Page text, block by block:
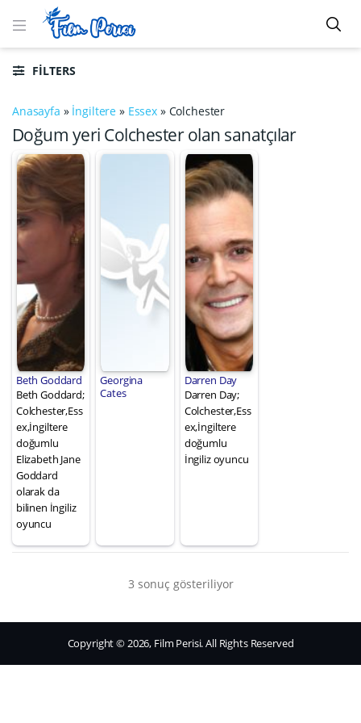
FILTERS
Anasayfa » İngiltere » Essex » Colchester
Doğum yeri Colchester olan sanatçılar
Beth Goddard
Beth Goddard;
Colchester,Ess
ex,İngiltere
doğumlu
Elizabeth Jane
Goddard
olarak da
bilinen İngiliz
oyuncu
Georgina
Cates
Darren Day
Darren Day;
Colchester,Ess
ex,İngiltere
doğumlu
İngiliz oyuncu
3 sonuç gösteriliyor
Copyright © 2026, Film Perisi. All Rights Reserved